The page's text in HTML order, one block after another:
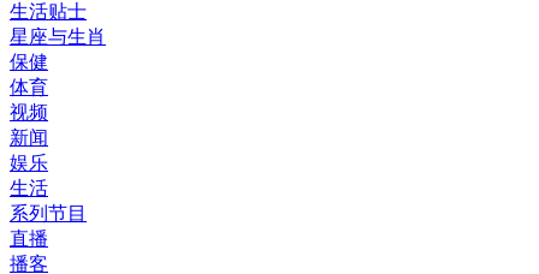
生活贴士
星座与生肖
保健
体育
视频
新闻
娱乐
生活
系列节目
直播
播客